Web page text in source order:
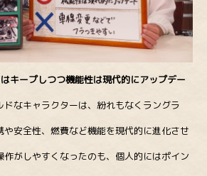
キープしつつ機能性は現代的にアップデー
なキャラクターは、紛れもなくラングラ
や安全性、燃費など機能を現代的に進化させ
がしやすくなったのも、個人的にはポイン